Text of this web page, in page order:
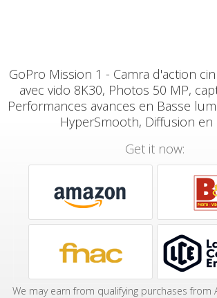
GoPro Mission 1 - Camra d'action
avec vido 8K30, Photos 50 MP,
Performances avances en Basse
HyperSmooth, Diffusion en
Get it now:
We may earn from qualifying purchases from